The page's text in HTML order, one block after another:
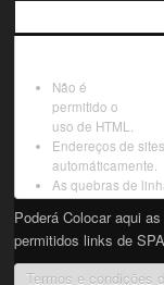
Não é
permitido o
uso de HTML.
Endereços de
automáticamente.
As quebras de
Poderá Colocar aqui
permitidos links de
Termos e condições